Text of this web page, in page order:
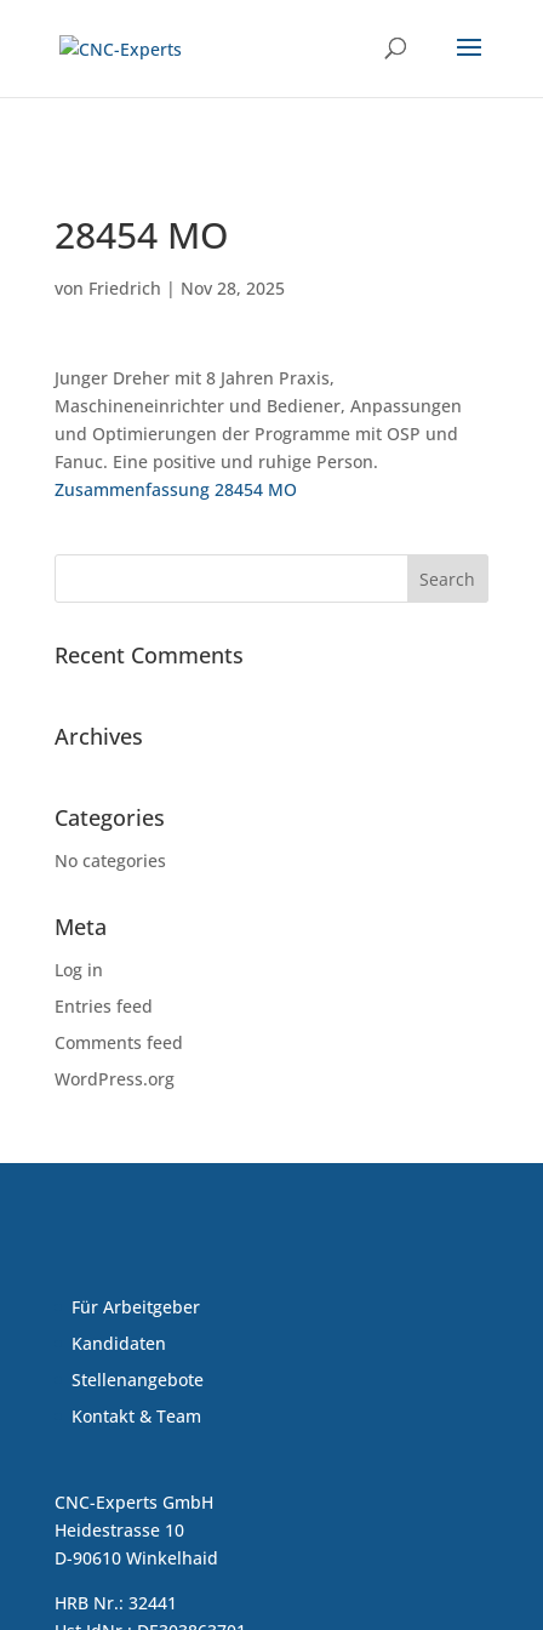
28454 MO
von Friedrich | Nov 28, 2025
Junger Dreher mit 8 Jahren Praxis,
Maschineneinrichter und Bediener, Anpassungen
und Optimierungen der Programme mit OSP und
Fanuc. Eine positive und ruhige Person.
Zusammenfassung 28454 MO
Recent Comments
Archives
Categories
No categories
Meta
Log in
Entries feed
Comments feed
WordPress.org
Für Arbeitgeber
Kandidaten
Stellenangebote
Kontakt & Team
CNC-Experts GmbH
Heidestrasse 10
D-90610 Winkelhaid
HRB Nr.: 32441